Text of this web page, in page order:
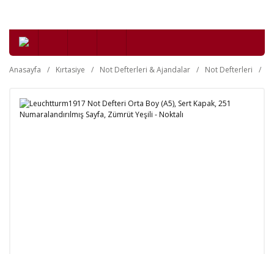
Anasayfa Kırtasiye Not Defterleri & Ajandalar Not Defterleri